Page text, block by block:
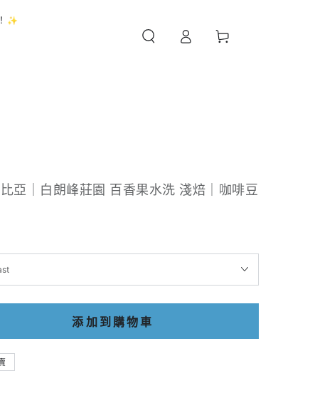
✨
錄
物
比亞｜白朗峰莊園 百香果水洗 淺焙｜咖啡豆
添加到購物車